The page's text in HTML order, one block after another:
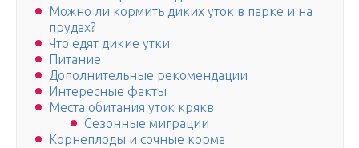
Можно ли кормить диких уток в парке и на
прудах?
Что едят дикие утки
Питание
Дополнительные рекомендации
Интересные факты
Места обитания уток крякв
Сезонные миграции
Корнеплоды и сочные корма